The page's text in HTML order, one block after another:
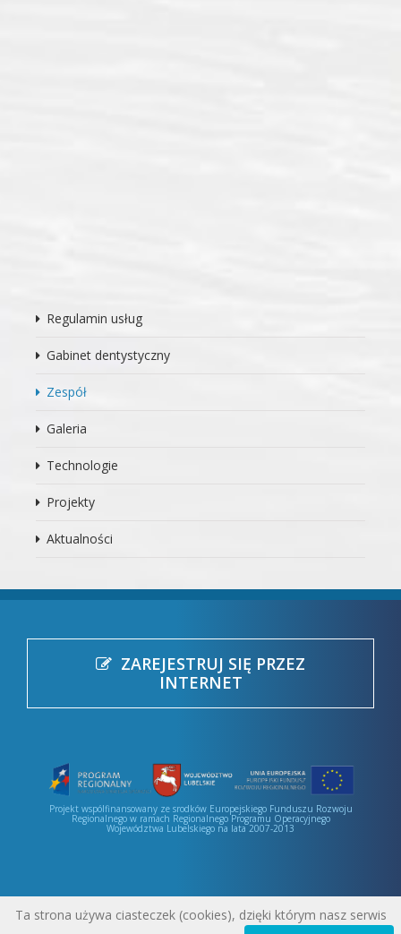
Regulamin usług
Gabinet dentystyczny
Zespół
Galeria
Technologie
Projekty
Aktualności
ZAREJESTRUJ SIĘ PRZEZ
INTERNET
Projekt wspólfinansowany ze srodków Europejskiego Funduszu Rozwoju
Regionalnego w ramach Regionalnego Programu Operacyjnego
Województwa Lubelskiego na lata 2007-2013
Ta strona używa ciasteczek (cookies), dzięki którym nasz serwis